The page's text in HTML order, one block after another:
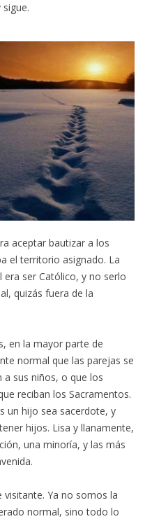
aceptar bautizar a los
el territorio asignado. La
ser Católico, y no serlo
quizás fuera de la
en la mayor parte de
normal que las parejas se
a sus niños, o que los
reciban los Sacramentos.
un hijo sea sacerdote, y
hijos. Lisa y llanamente,
una minoría, y las más
visitante. Ya no somos la
normal, sino todo lo